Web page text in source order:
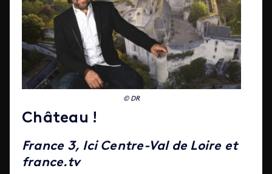
© DR
Château !
France 3, Ici Centre-Val de Loire et
france.tv